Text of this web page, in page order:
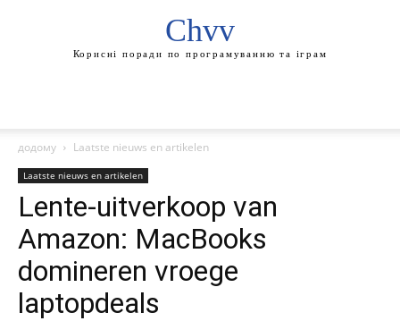
Chvv
Корисні поради по програмуванню та іграм
додому Laatste nieuws en artikelen
Laatste nieuws en artikelen
Lente-uitverkoop van
Amazon: MacBooks
domineren vroege
laptopdeals